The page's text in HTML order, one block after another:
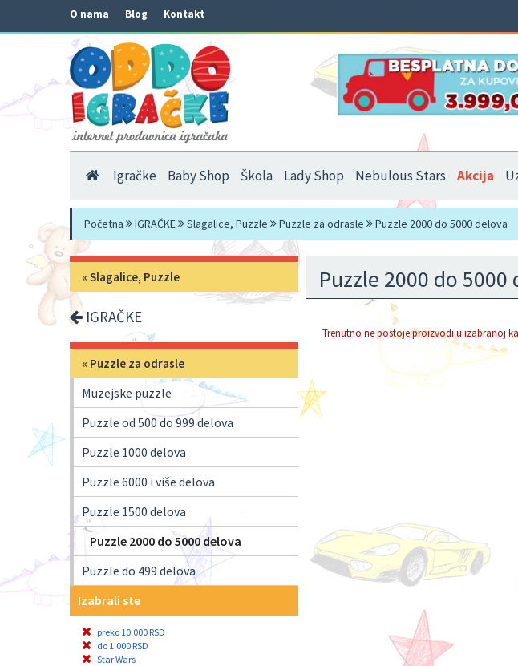
O nama Blog Kontakt
Igračke Baby Shop Škola Lady Shop Nebulous Stars Akcija
Početna IGRAČKE Slagalice, Puzzle Puzzle za odrasle Puzzle 2000 do 5000 delova
« Slagalice, Puzzle
IGRAČKE
« Puzzle za odrasle
Muzejske puzzle
Puzzle od 500 do 999 delova
Puzzle 1000 delova
Puzzle 6000 i više delova
Puzzle 1500 delova
Puzzle 2000 do 5000 delova
Puzzle do 499 delova
Izabrali ste
preko 10.000 RSD
do 1.000 RSD
Star Wars
Puzzle 2000 do 5000
Trenutno ne postoje proizvodi u izabranoj